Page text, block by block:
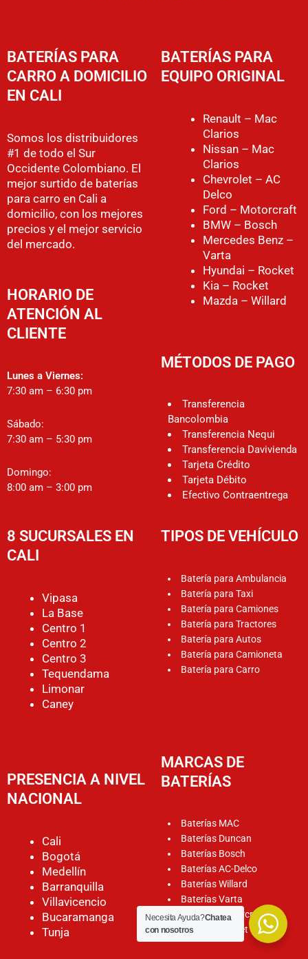
BATERÍAS PARA
CARRO A DOMICILIO
EN CALI
Somos los distribuidores
#1 de todo el Sur
Occidente Colombiano. El
mejor surtido de baterías
para carro en Cali a
domicilio, con los mejores
precios y el mejor servicio
del mercado.
HORARIO DE
ATENCIÓN AL
CLIENTE
Lunes a Viernes:
7:30 am – 6:30 pm
Sábado:
7:30 am – 5:30 pm
Domingo:
8:00 am – 3:00 pm
BATERÍAS PARA
EQUIPO ORIGINAL
Renault – Mac
Clarios
Nissan – Mac
Clarios
Chevrolet – AC
Delco
Ford – Motorcraft
BMW – Bosch
Mercedes Benz –
Varta
Hyundai – Rocket
Kia – Rocket
Mazda – Willard
MÉTODOS DE PAGO
Transferencia
Bancolombia
Transferencia Nequi
Transferencia Davivienda
Tarjeta Crédito
Tarjeta Débito
Efectivo Contraentrega
8 SUCURSALES EN
CALI
Vipasa
La Base
Centro 1
Centro 2
Centro 3
Tequendama
Limonar
Caney
PRESENCIA A NIVEL
NACIONAL
Cali
Bogotá
Medellín
Barranquilla
Villavicencio
Bucaramanga
Tunja
TIPOS DE VEHÍCULO
Batería para Ambulancia
Batería para Taxi
Batería para Camiones
Batería para Tractores
Batería para Autos
Batería para Camioneta
Batería para Carro
MARCAS DE
BATERÍAS
Baterías MAC
Baterías Duncan
Baterías Bosch
Baterías AC-Delco
Baterías Willard
Baterías Varta
Baterías Motorcraft
Baterías Rocket
Necesita Ayuda?Chatea
con nosotros